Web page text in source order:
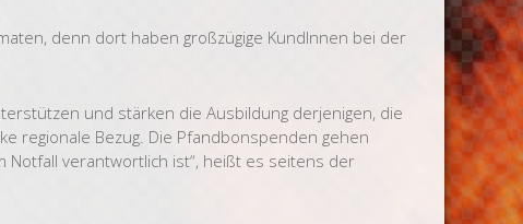
denn dort haben großzügige KundInnen bei der
und stärken die Ausbildung derjenigen, die
regionale Bezug. Die Pfandbonspenden gehen
Notfall verantwortlich ist“, heißt es seitens der